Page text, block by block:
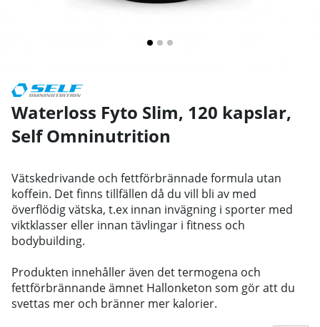
Waterloss Fyto Slim, 120 kapslar,
Self Omninutrition
Vätskedrivande och fettförbrännade formula utan
koffein. Det finns tillfällen då du vill bli av med
överflödig vätska, t.ex innan invägning i sporter med
viktklasser eller innan tävlingar i fitness och
bodybuilding.
Produkten innehåller även det termogena och
fettförbrännande ämnet Hallonketon som gör att du
svettas mer och bränner mer kalorier.